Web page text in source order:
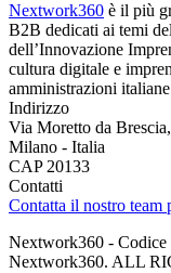
Nextwork360 è il più
B2B dedicati ai temi
dell’Innovazione
cultura digitale e
amministrazioni
Indirizzo
Via Moretto da
Milano - Italia
CAP 20133
Contatti
Contatta il nostro
Nextwork360 -
Nextwork360. ALL